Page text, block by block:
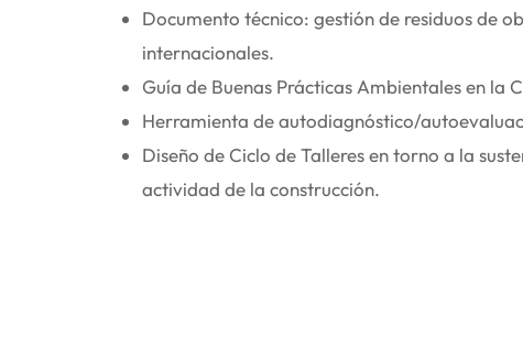
Documento técnico: gestión de residuos de
internacionales.
Guía de Buenas Prácticas Ambientales en la
Herramienta de autodiagnóstico/
Diseño de Ciclo de Talleres en torno a la
actividad de la construcción.